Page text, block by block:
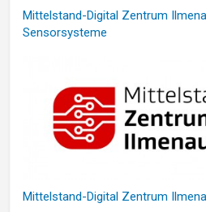
Mittelstand-Digital Zentrum
Sensorsysteme
Mittelstand-Digital Zentrum